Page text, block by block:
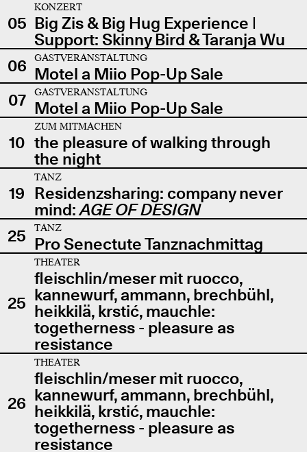
05
KONZERT
Big Zis & Big Hug Experience |
Support: Skinny Bird & Taranja Wu
06
GASTVERANSTALTUNG
Motel a Miio Pop-Up Sale
07
GASTVERANSTALTUNG
Motel a Miio Pop-Up Sale
10
ZUM MITMACHEN
the pleasure of walking through
the night
19
TANZ
Residenzsharing: company never
mind:AGE OF DESIGN
25
TANZ
Pro Senectute Tanznachmittag
25
THEATER
fleischlin/meser mit ruocco,
kannewurf, ammann, brechbühl,
heikkilä, krstić, mauchle:
togetherness - pleasure as
resistance
26
THEATER
fleischlin/meser mit ruocco,
kannewurf, ammann, brechbühl,
heikkilä, krstić, mauchle:
togetherness - pleasure as
resistance